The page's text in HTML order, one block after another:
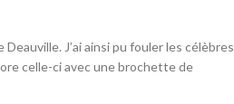
J’ai ainsi pu fouler les célèbres
celle-ci avec une brochette de